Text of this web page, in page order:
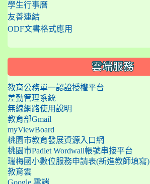
學生行事曆
友善連結
ODF文書格式應用
雲端服務
教育公務單一認證授權平台
差勤管理系統
無線網路使用說明
教育部Gmail
myViewBoard
桃園市教育發展資源入口網
桃園市Padlet Wordwall帳號串接平台
瑞梅國小數位服務申請表(新進教師填寫)
教育雲
Google 雲端